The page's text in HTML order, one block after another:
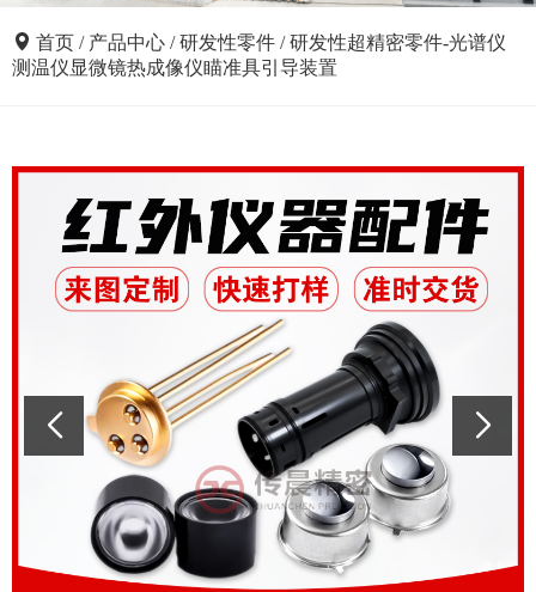
首页 / 产品中心 /研发性零件 /研发性超精密零件-光谱仪
测温仪显微镜热成像仪瞄准具引导装置